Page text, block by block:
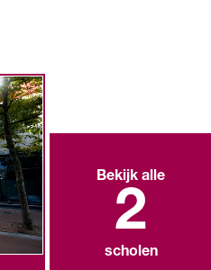
Bekijk alle
2
scholen